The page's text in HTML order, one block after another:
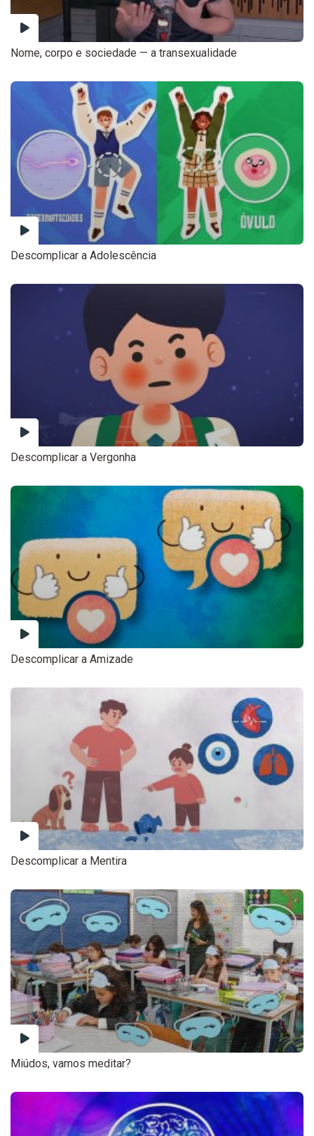
Nome, corpo e sociedade — a transexualidade
Descomplicar a Adolescência
Descomplicar a Vergonha
Descomplicar a Amizade
Descomplicar a Mentira
Miúdos, vamos meditar?